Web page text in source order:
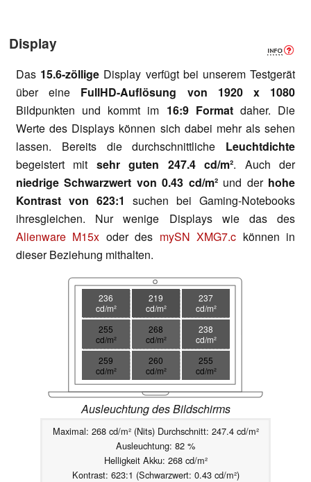
Display
Das 15.6-zöllige Display verfügt bei unserem Testgerät
über eine FullHD-Auflösung von 1920 x 1080
Bildpunkten und kommt im 16:9 Formatdaher. Die
Werte des Displays können sich dabei mehr als sehen
lassen. Bereits die durchschnittliche Leuchtdichte
begeistert mit sehr guten 247.4 cd/m². Auch der
niedrige Schwarzwert von 0.43 cd/m²und der hohe
Kontrast von 623:1
suchen bei Gaming-Notebooks
ihresgleichen. Nur wenige Displays wie das des
Alienware M15x oder des mySN XMG7.c können in
dieser Beziehung mithalten.
236
cd/m²
219
cd/m²
237
cd/m²
255
cd/m²
268
cd/m²
238
cd/m²
259
cd/m²
260
cd/m²
255
cd/m²
Ausleuchtung des Bildschirms
Maximal: 268 cd/m² (Nits) Durchschnitt: 247.4 cd/m²
Ausleuchtung: 82 %
Helligkeit Akku: 268 cd/m²
Kontrast: 623:1 (Schwarzwert: 0.43 cd/m²)